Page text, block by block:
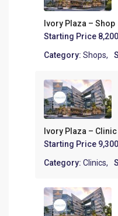
Ivory Plaza – Shop
Starting Price
Category:Shops,
Ivory Plaza – Clinic
Starting Price
Category:Clinics,